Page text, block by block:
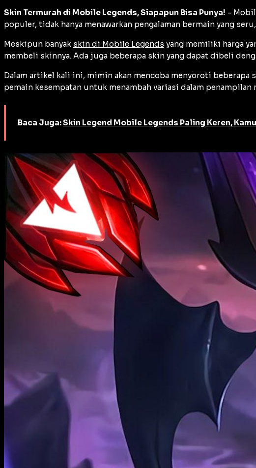
Skin Termurah di Mobile Legends, Siapapun Bisa Punya! -
populer, tidak hanya menawarkan pengalaman bermain yang
Meskipun banyak skin di Mobile Legends yang memiliki harga
membeli skinnya. Ada juga beberapa skin yang dapat dibeli
Dalam artikel kali ini, mimin akan mencoba menyoroti
pemain kesempatan untuk menambah variasi dalam penampilan
Baca Juga:Skin Legend Mobile Legends Paling Keren,